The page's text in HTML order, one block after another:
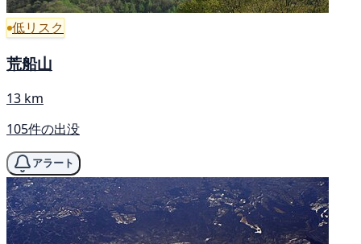
低リスク
荒船山
13 km
105件の出没
アラート